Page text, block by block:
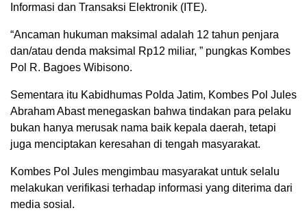
Informasi dan Transaksi Elektronik (ITE).
“Ancaman hukuman maksimal adalah 12 tahun penjara
dan/atau denda maksimal Rp12 miliar, ” pungkas Kombes
Pol R. Bagoes Wibisono.
Sementara itu Kabidhumas Polda Jatim, Kombes Pol Jules
Abraham Abast menegaskan bahwa tindakan para pelaku
bukan hanya merusak nama baik kepala daerah, tetapi
juga menciptakan keresahan di tengah masyarakat.
Kombes Pol Jules mengimbau masyarakat untuk selalu
melakukan verifikasi terhadap informasi yang diterima dari
media sosial.